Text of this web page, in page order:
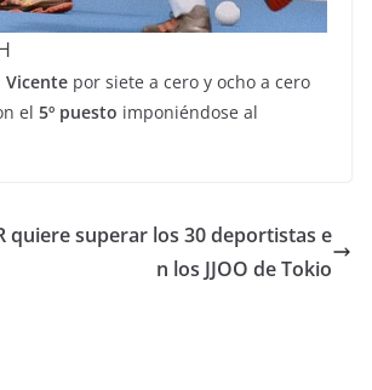
Vicente por siete a cero y ocho a cero
el 5º puesto imponiéndose al
quiere superar los 30 deportistas e
n los JJOO de Tokio